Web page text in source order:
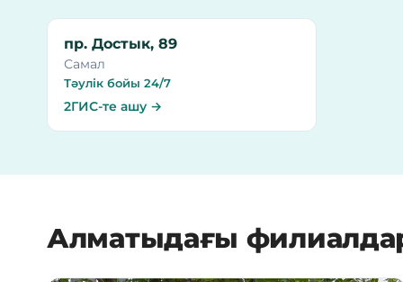
пр. Достык, 89
Самал
Тәулік бойы 24/7
2ГИС-те ашу →
Алматыдағы